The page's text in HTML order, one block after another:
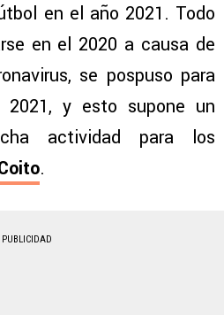
en el año 2021. Todo
en el 2020 a causa de
se pospuso para
y esto supone un
actividad para los
.
PUBLICIDAD